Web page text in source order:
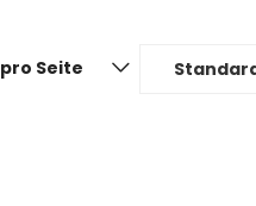
Seite